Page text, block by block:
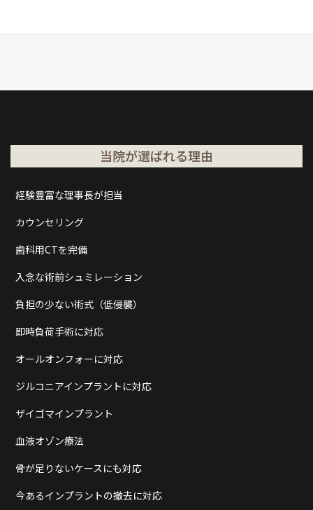
当院が選ばれる理由
経験豊富な理事長が担当
カウンセリング
歯科用CTを完備
入念な術前シュミレーション
負担の少ない術式（低侵襲）
即時負荷手術に対応
オールオンフォーに対応
ジルコニアインプラントに対応
ザイゴマインプラント
血液オゾン療法
骨が足りないケースにも対応
今あるインプラントの撤去に対応